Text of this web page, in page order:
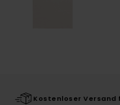
Kostenloser Versand